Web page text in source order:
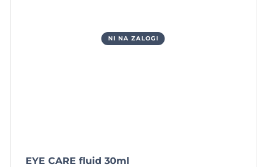
NI NA ZALOGI
EYE CARE fluid 30ml